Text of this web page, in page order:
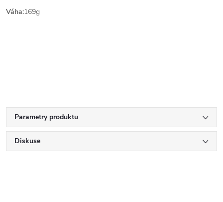
Váha:169g
Parametry produktu
Diskuse